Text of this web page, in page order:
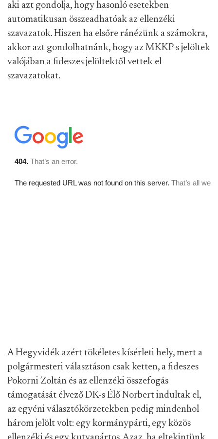
aki azt gondolja, hogy hasonló esetekben
automatikusan összeadhatóak az ellenzéki
szavazatok. Hiszen ha elsőre ránézünk a számokra,
akkor azt gondolhatnánk, hogy az MKKP-s jelöltek
valójában a fideszes jelöltektől vettek el
szavazatokat.
A Hegyvidék azért tökéletes kísérleti hely, mert a
polgármesteri választáson csak ketten, a fideszes
Pokorni Zoltán és az ellenzéki összefogás
támogatását élvező DK-s Élő Norbert indultak el,
az egyéni választókörzetekben pedig mindenhol
három jelölt volt: egy kormánypárti, egy közös